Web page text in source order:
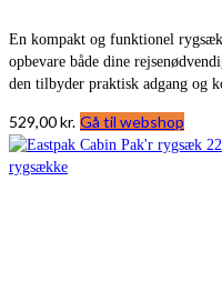
En kompakt og funktionel
opbevare både dine
den tilbyder praktisk adgang og
529,00kr. Gå til webshop